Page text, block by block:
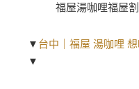
福屋湯咖哩福屋
▼ 台中｜福屋 湯咖哩
▼